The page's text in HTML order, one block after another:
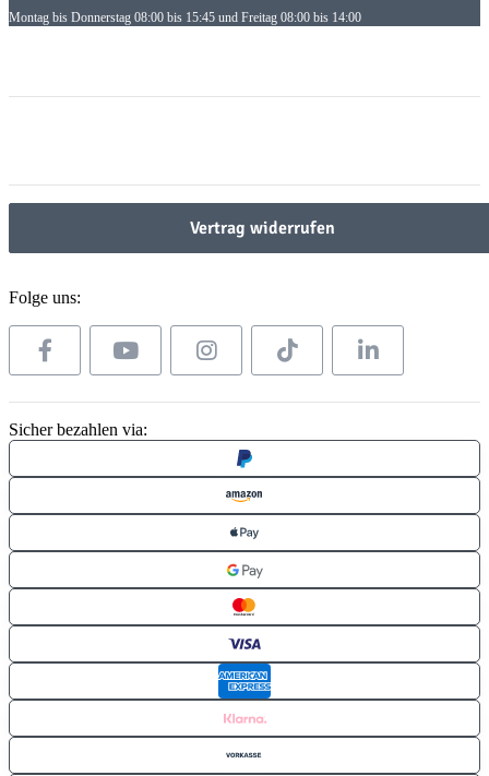
Montag bis Donnerstag 08:00 bis 15:45 und Freitag 08:00 bis 14:00
Vertrag widerrufen
Folge uns:
Sicher bezahlen via: